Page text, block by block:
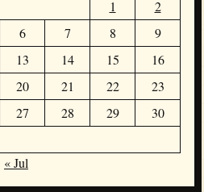
1
2
6 7 8
9
13 14 15
16
20 21 22
23
27 28 29
30
« Jul